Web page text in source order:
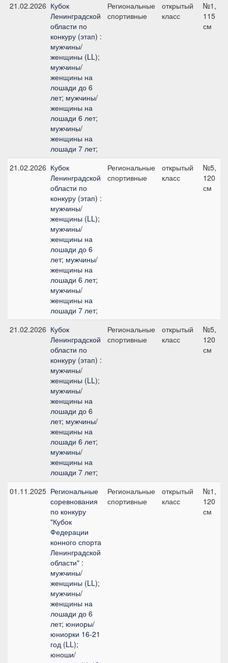
21.02.2026 Кубок
Ленинградской
области по
конкуру (этап) :
мужчины/
женщины (LL);
мужчины/
женщины на
лошади до 6
лет; мужчины/
женщины на
лошади 6 лет;
мужчины/
женщины на
лошади 7 лет;
Региональные
спортивные
открытый
класс
№1,
115
см
21.02.2026 Кубок
Ленинградской
области по
конкуру (этап) :
мужчины/
женщины (LL);
мужчины/
женщины на
лошади до 6
лет; мужчины/
женщины на
лошади 6 лет;
мужчины/
женщины на
лошади 7 лет;
Региональные
спортивные
открытый
класс
№5,
120
см
21.02.2026 Кубок
Ленинградской
области по
конкуру (этап) :
мужчины/
женщины (LL);
мужчины/
женщины на
лошади до 6
лет; мужчины/
женщины на
лошади 6 лет;
мужчины/
женщины на
лошади 7 лет;
Региональные
спортивные
открытый
класс
№5,
120
см
01.11.2025 Региональные
соревнования
по конкуру
"Кубок
Федерации
конного спорта
Ленинградской
области" :
мужчины/
женщины (LL);
мужчины/
женщины на
лошади до 6
лет; юниоры/
юниорки 16-21
год (LL);
юноши/
Региональные
спортивные
открытый
класс
№1,
120
см